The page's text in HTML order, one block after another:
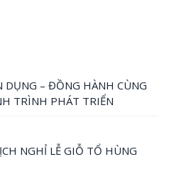
DỤNG – ĐỒNG HÀNH CÙNG
TRÌNH PHÁT TRIỂN
NGHỈ LỄ GIỖ TỔ HÙNG